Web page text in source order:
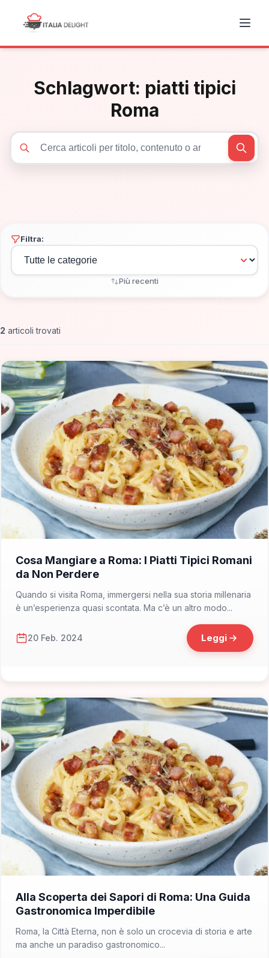
Schlagwort: piatti tipici
Roma
Filtra:
Più recenti
2 articoli trovati
Cosa Mangiare a Roma: I Piatti Tipici Romani
da Non Perdere
Quando si visita Roma, immergersi nella sua storia millenaria
è un’esperienza quasi scontata. Ma c’è un altro modo...
20 Feb. 2024 Leggi
Alla Scoperta dei Sapori di Roma: Una Guida
Gastronomica Imperdibile
Roma, la Città Eterna, non è solo un crocevia di storia e arte
ma anche un paradiso gastronomico...